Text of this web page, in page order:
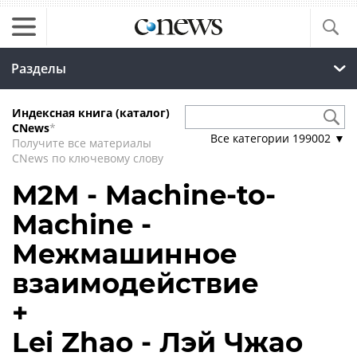
Разделы
Индексная книга (каталог)
CNews*
Получите все материалы
CNews по ключевому слову
Все категории 199002 ▼
M2M - Machine-to-
Machine -
Межмашинное
взаимодействие
+
Lei Zhao - Лэй Чжао